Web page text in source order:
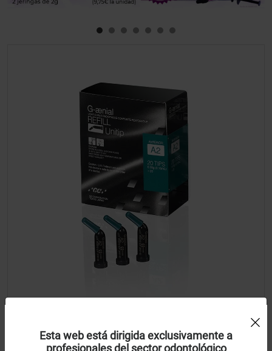
G-aenial anterior reposición cápsulas
Esta web está dirigida exclusivamente a
profesionales del sector odontológico